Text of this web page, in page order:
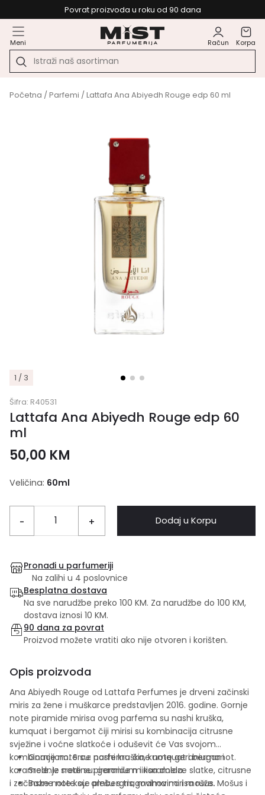
Povrat proizvoda u roku od 90 dana
Meni Račun Korpa
Početna /Parfemi / Lattafa Ana Abiyedh Rouge edp 60 ml
1 / 3
Šifra: R40531
Lattafa Ana Abiyedh Rouge edp 60
ml
50,00 KM
Veličina: 60ml
- + Dodaj u Korpu
Pronađi u parfumeriji
Na zalihi u 4 poslovnice
Besplatna dostava
Na sve narudžbe preko 100 KM. Za narudžbe do 100 KM,
dostava iznosi 10 KM.
90 dana za povrat
Proizvod možete vratiti ako nije otvoren i korišten.
Opis proizvoda
Ana Abiyedh Rouge od Lattafa Perfumes je drveni začinski
miris za žene i muškarce predstavljen 2016. godine. Gornje
note piramide mirisa ovog parfema su nashi kruška,
kumquat i bergamot čiji mirisi su kombinacija citrusne
svježine i voćne slatkoće i oduševit će Vas svojom
kombinacijom. Srce parfema čine note geraniuma i
karamele. Iz sredine piramide mirisa dolaze slatke, citrusne
i začinske note koje plešu s tragovima mirisa ruže. Mošus i
Gornje note su: nashi kruška, kumquat i bergamot.
Srednje note su: geranium i karamela.
Bazne note su: ambergris, mahovina i mošus.